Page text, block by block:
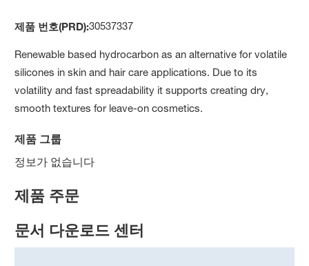
제품 번호(PRD):30537337
Renewable based hydrocarbon as an alternative for volatile
silicones in skin and hair care applications. Due to its
volatility and fast spreadability it supports creating dry,
smooth textures for leave-on cosmetics.
제품 그룹
정보가 없습니다
제품 주문
문서 다운로드 센터